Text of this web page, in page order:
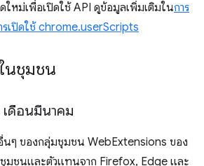
ใหม่เพื่อเปิดใช้ API ดูข้อมูลเพิ่มเติมในการ
เปิดใช้ chrome.userScripts
นชุมชน
ดือนมีนาคม
นๆ ของกลุ่มชุมชน WebExtensions ของ
มชนและตัวแทนจาก Firefox, Edge และ